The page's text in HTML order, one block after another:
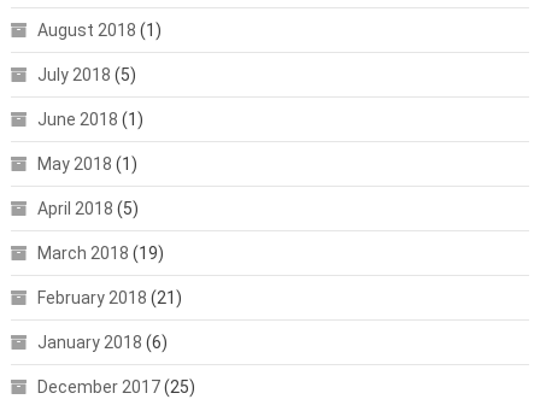
August 2018 (1)
July 2018 (5)
June 2018 (1)
May 2018 (1)
April 2018 (5)
March 2018 (19)
February 2018 (21)
January 2018 (6)
December 2017(25)